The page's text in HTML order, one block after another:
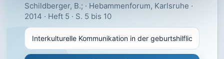
Schildberger, B.; · Hebammenforum, Karlsruhe ·
2014 · Heft 5 · S. 5 bis 10